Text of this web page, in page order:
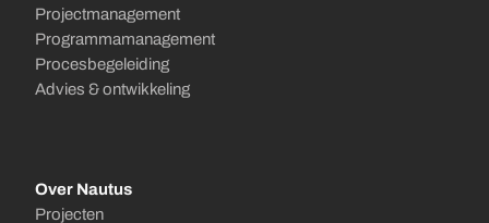
Projectmanagement
Programmamanagement
Procesbegeleiding
Advies & ontwikkeling
Over Nautus
Projecten